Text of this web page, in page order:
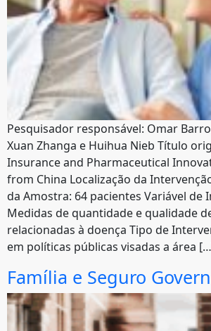
Pesquisador responsável: Omar
Xuan Zhanga e Huihua Nieb Título
Insurance and Pharmaceutical
from China Localização da
da Amostra: 64 pacientes Variável de
Medidas de quantidade e qualidade
relacionadas à doença Tipo de
em políticas públicas visadas a área
Família e Seguro